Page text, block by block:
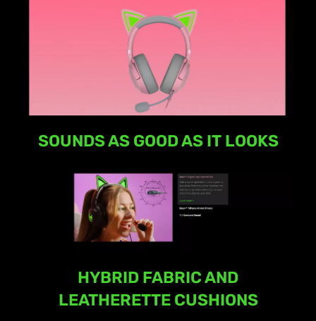
SOUNDS AS GOOD AS IT LOOKS
HYBRID FABRIC AND
LEATHERETTE CUSHIONS